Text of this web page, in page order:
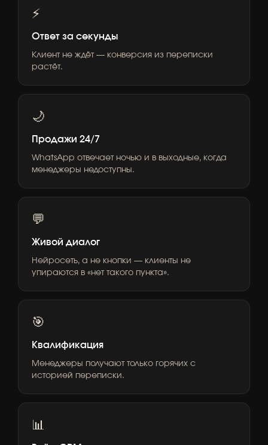
⚡
Ответ за секунды
Клиент не ждёт — конверсия из переписки
растёт.
🌙
Продажи 24/7
WhatsApp отвечает ночью и в выходные, когда
менеджеры недоступны.
💬
Живой диалог
Нейросеть, а не кнопки — клиенты не
упираются в «нет такого пункта».
🎯
Квалификация
Менеджеры получают только горячих с
историей переписки.
📊